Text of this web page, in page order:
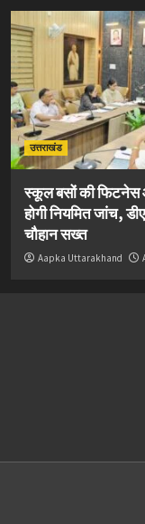
उत्तराखंड
स्कूल बसों की फिटनेस
होगी नियमित जांच,
चौहान सख्त
Aapka Uttarakhand